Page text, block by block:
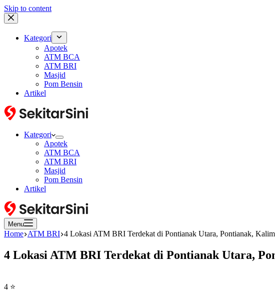
Skip to content
Kategori
Apotek
ATM BCA
ATM BRI
Masjid
Pom Bensin
Artikel
Kategori
Apotek
ATM BCA
ATM BRI
Masjid
Pom Bensin
Artikel
Menu
Home ATM BRI 4 Lokasi ATM BRI Terdekat di Pontianak Utara, Pontianak,
4 Lokasi ATM BRI Terdekat di Pontianak Utara,
4 ⭐